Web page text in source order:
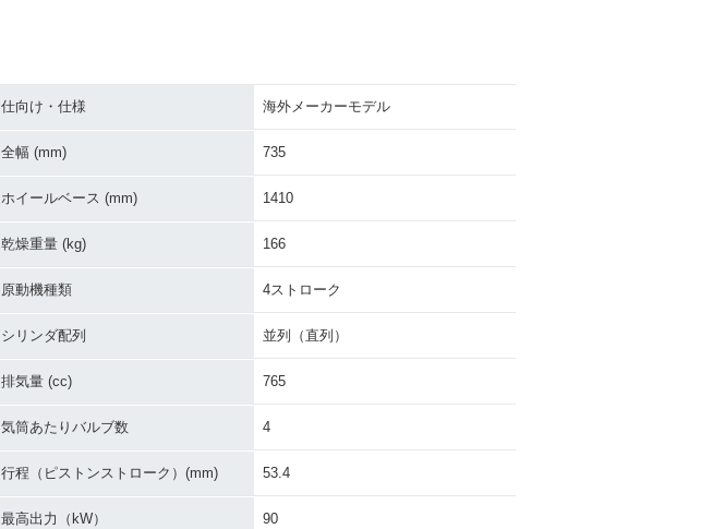
仕向け・仕様 海外メーカーモデル
全幅 (mm) 735
ホイールベース (mm) 1410
乾燥重量 (kg) 166
原動機種類 4ストローク
シリンダ配列 並列（直列）
排気量 (cc) 765
気筒あたりバルブ数 4
行程（ピストンストローク）(mm) 53.4
最高出力（kW） 90